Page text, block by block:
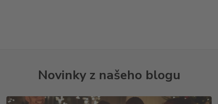
Novinky z našeho blogu